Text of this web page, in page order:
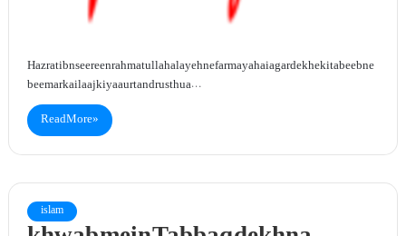
Hazrat ibn seereen rahmatullah alayeh ne farmaya hai agar dekhe ki tabeeb ne
beemar ka ilaaj kiya aur tandrust hua…
Read More »
islam